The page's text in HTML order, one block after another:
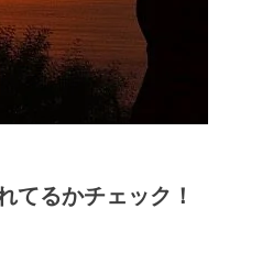
てるかチェック！